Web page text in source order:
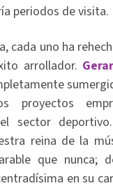
periodos de visita.
cada uno ha
arrollador.
proyectos
sector
reina de la
que nunca;
en su